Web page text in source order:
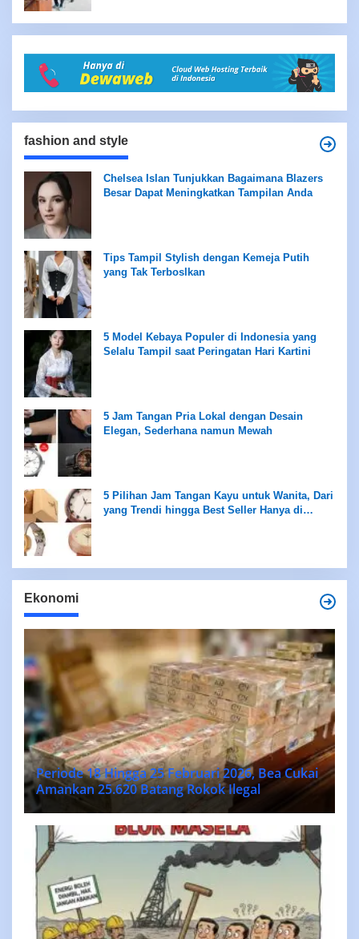
fashion and style
Chelsea Islan Tunjukkan Bagaimana Blazers
Besar Dapat Meningkatkan Tampilan Anda
Tips Tampil Stylish dengan Kemeja Putih
yang Tak Terboslkan
5 Model Kebaya Populer di Indonesia yang
Selalu Tampil saat Peringatan Hari Kartini
5 Jam Tangan Pria Lokal dengan Desain
Elegan, Sederhana namun Mewah
5 Pilihan Jam Tangan Kayu untuk Wanita, Dari
yang Trendi hingga Best Seller Hanya di
Ekonomi
Periode 18 Hingga 25 Februari 2026, Bea Cukai
Amankan 25.620 Batang Rokok Ilegal